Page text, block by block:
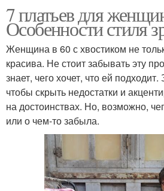
7 платьев для
Особенности стиля
Женщина в 60 с хвостиком не
красива. Не стоит забывать эту
знает, чего хочет, что ей подходит.
чтобы скрыть недостатки и
на достоинствах. Но, возможно,
или о чем-то забыла.